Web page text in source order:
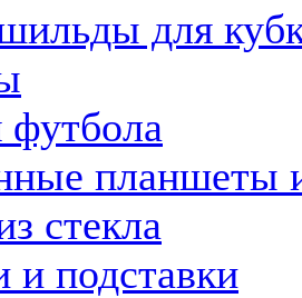
для
футбола
планшеты
стекла
и подставки